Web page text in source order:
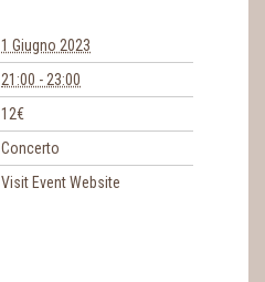
1 Giugno 2023
21:00 - 23:00
12€
Concerto
Visit Event Website